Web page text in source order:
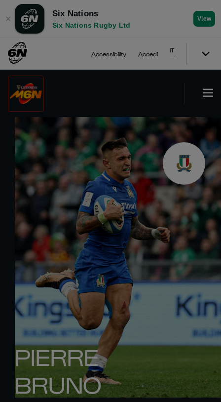
✕
Six Nations
Six Nations Rugby Ltd
View
Accessibility Accedi
IT
PIERRE
BRUNO